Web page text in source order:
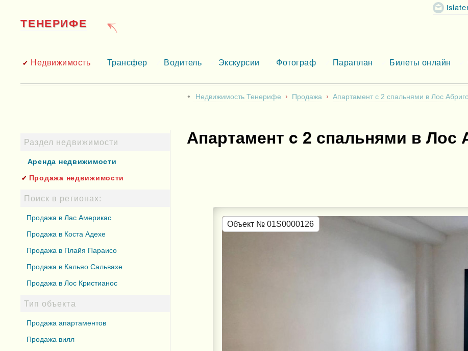
ТЕНЕРИФЕ
Недвижимость Трансфер Водитель Экскурсии Фотограф Параплан Билеты онлайн
Недвижимость Тенерифе
Продажа Апартамент c 2 спальнями в Лос
Апартамент c 2 спальнями в Лос
Объект № 01S0000126
Раздел недвижимости
Аренда недвижимости
Продажа недвижимости
Поиск в регионах:
Продажа в Лас Америкас
Продажа в Коста Адехе
Продажа в Плайя Параисо
Продажа в Кальяо Сальвахе
Продажа в Лос Кристианос
Тип объекта
Продажа апартаментов
Продажа вилл